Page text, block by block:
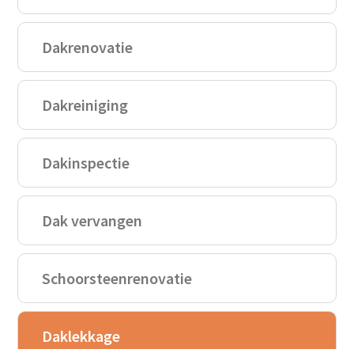
Dakrenovatie
Dakreiniging
Dakinspectie
Dak vervangen
Schoorsteenrenovatie
Daklekkage